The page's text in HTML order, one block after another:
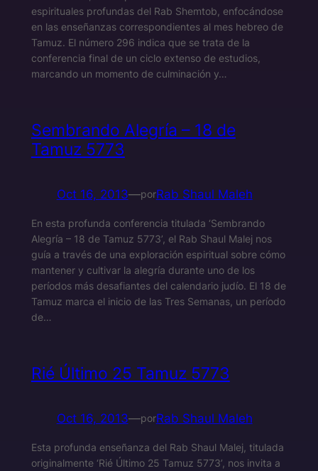
espirituales profundas del Rab Shemtob, enfocándose
en las enseñanzas correspondientes al mes hebreo de
Tamuz. El número 296 indica que se trata de la
conferencia final de un ciclo extenso de estudios,
marcando un momento de culminación y…
Sembrando Alegría – 18 de
Tamuz 5773
Oct 16, 2013—porRab Shaul Maleh
En esta profunda conferencia titulada ‘Sembrando
Alegría – 18 de Tamuz 5773’, el Rab Shaul Malej nos
guía a través de una exploración espiritual sobre cómo
mantener y cultivar la alegría durante uno de los
períodos más desafiantes del calendario judío. El 18 de
Tamuz marca el inicio de las Tres Semanas, un período
de…
Rié Último 25 Tamuz 5773
Oct 16, 2013—porRab Shaul Maleh
Esta profunda enseñanza del Rab Shaul Malej, titulada
originalmente ‘Rié Último 25 Tamuz 5773’, nos invita a